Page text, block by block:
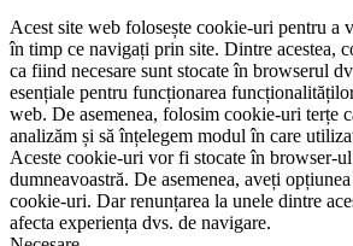
Acest site web folosește cookie-uri pentru a
în timp ce navigați prin site. Dintre acestea,
ca fiind necesare sunt stocate în browserul
esențiale pentru funcționarea
web. De asemenea, folosim cookie-uri terțe
analizăm și să înțelegem modul în care
Aceste cookie-uri vor fi stocate în browser-
dumneavoastră. De asemenea, aveți
cookie-uri. Dar renunțarea la unele dintre
afecta experiența dvs. de navigare.